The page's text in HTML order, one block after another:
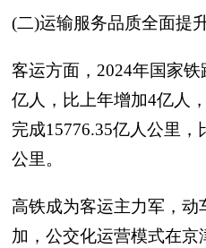
(二)运输服务品质全面提
客运方面，2024年国家
亿人，比上年增加4亿人
完成15776.35亿人公里，
公里。
高铁成为客运主力军，动
加，公交化运营模式在